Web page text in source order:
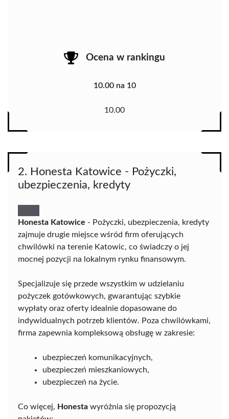
Ocena w rankingu
10.00 na 10
10.00
2. Honesta Katowice - Pożyczki,
ubezpieczenia, kredyty
Honesta Katowice - Pożyczki, ubezpieczenia, kredyty
zajmuje drugie miejsce wśród firm oferujących
chwilówki na terenie Katowic, co świadczy o jej
mocnej pozycji na lokalnym rynku finansowym.
Specjalizuje się przede wszystkim w udzielaniu
pożyczek gotówkowych, gwarantując szybkie
wypłaty oraz oferty idealnie dopasowane do
indywidualnych potrzeb klientów. Poza chwilówkami,
firma zapewnia kompleksową obsługę w zakresie:
ubezpieczeń komunikacyjnych,
ubezpieczeń mieszkaniowych,
ubezpieczeń na życie.
Co więcej, Honesta wyróżnia się propozycją